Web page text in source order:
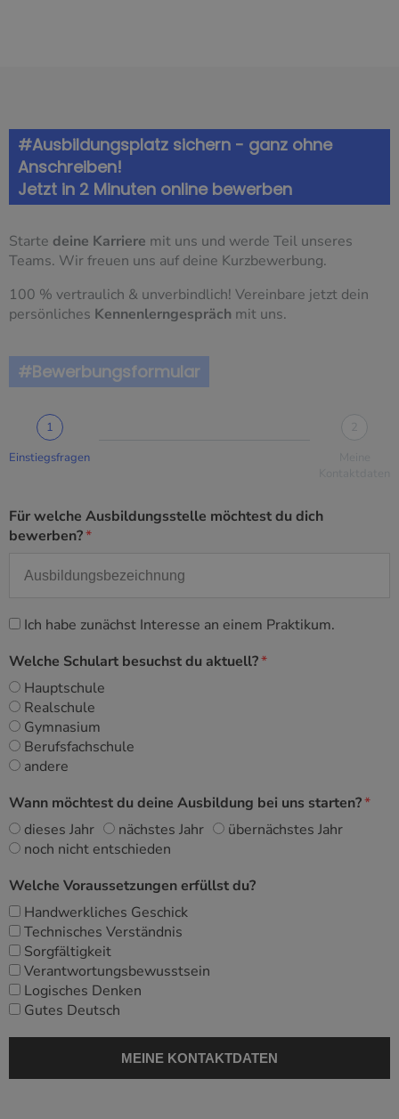
#Ausbildungsplatz sichern - ganz ohne
Anschreiben!
Jetzt in 2 Minuten online bewerben
Starte deine Karriere mit uns und werde Teil unseres
Teams. Wir freuen uns auf deine Kurzbewerbung.
100 % vertraulich & unverbindlich! Vereinbare jetzt dein
persönliches Kennenlerngespräch mit uns.
#Bewerbungsformular
1
Einstiegsfragen
2
Für welche Ausbildungsstelle möchtest du dich
bewerben?
Ich habe zunächst Interesse an einem Praktikum.
Welche Schulart besuchst du aktuell?
Hauptschule
Realschule
Gymnasium
Berufsfachschule
andere
Wann möchtest du deine Ausbildung bei uns starten?
dieses Jahr
nächstes Jahr
übernächstes Jahr
noch nicht entschieden
Welche Voraussetzungen erfüllst du?
Handwerkliches Geschick
Technisches Verständnis
Sorgfältigkeit
Verantwortungsbewusstsein
Logisches Denken
Gutes Deutsch